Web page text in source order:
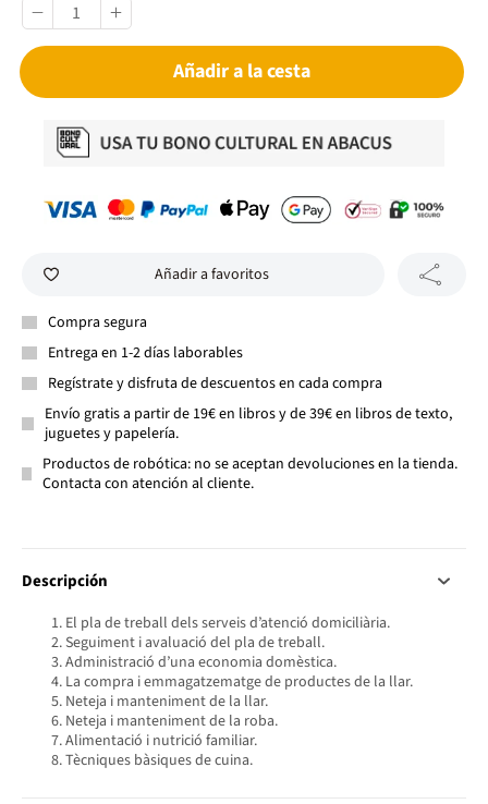
Añadir a la cesta
Añadir a favoritos
Compra segura
Entrega en 1-2 días laborables
Regístrate y disfruta de descuentos en cada compra
Envío gratis a partir de 19€ en libros y de 39€ en libros de texto,
juguetes y papelería.
Productos de robótica: no se aceptan devoluciones en la tienda.
Contacta con atención al cliente.
Descripción
El pla de treball dels serveis d’atenció domiciliària.
Seguiment i avaluació del pla de treball.
Administració d’una economia domèstica.
La compra i emmagatzematge de productes de la llar.
Neteja i manteniment de la llar.
Neteja i manteniment de la roba.
Alimentació i nutrició familiar.
Tècniques bàsiques de cuina.